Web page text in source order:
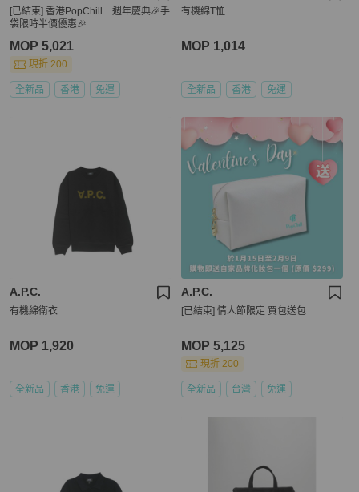
[已結束] 香港PopChill一週年慶典🎉手
袋限時半價優惠🎉
MOP 5,021
現折 200
全新品 香港 免運
有機綿T恤
MOP 1,014
全新品 香港 免運
A.P.C.
有機綿衛衣
MOP 1,920
全新品 香港 免運
A.P.C.
[已結束] 情人節限定 買包送包
MOP 5,125
現折 200
全新品 台灣 免運